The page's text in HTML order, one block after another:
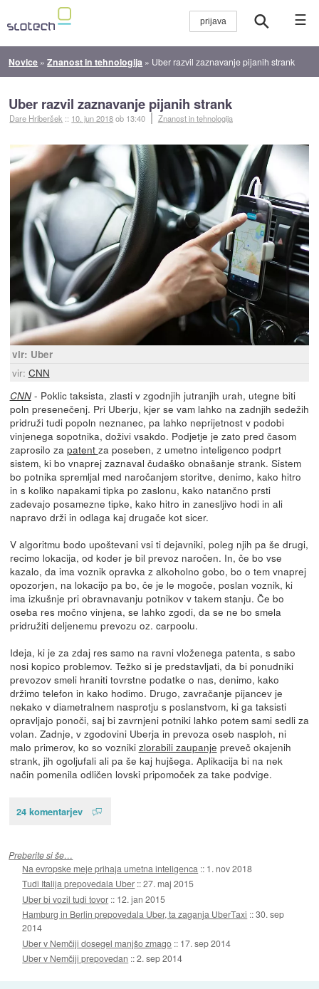
☰
Novice »Znanost in tehnologija » Uber razvil zaznavanje pijanih strank
Uber razvil zaznavanje pijanih strank
Dare Hriberšek :: 10. jun 2018ob 13:40 Znanost in tehnologija
vir: Uber
vir: CNN
CNN- Poklic taksista, zlasti v zgodnjih jutranjih urah, utegne biti
poln presenečenj. Pri Uberju, kjer se vam lahko na zadnjih sedežih
pridruži tudi popoln neznanec, pa lahko neprijetnost v podobi
vinjenega sopotnika, doživi vsakdo. Podjetje je zato pred časom
zaprosilo za patent za poseben, z umetno inteligenco podprt
sistem, ki bo vnaprej zaznaval čudaško obnašanje strank. Sistem
bo potnika spremljal med naročanjem storitve, denimo, kako hitro
in s koliko napakami tipka po zaslonu, kako natančno prsti
zadevajo posamezne tipke, kako hitro in zanesljivo hodi in ali
napravo drži in odlaga kaj drugače kot sicer.
V algoritmu bodo upoštevani vsi ti dejavniki, poleg njih pa še drugi,
recimo lokacija, od koder je bil prevoz naročen. In, če bo vse
kazalo, da ima voznik opravka z alkoholno gobo, bo o tem vnaprej
opozorjen, na lokacijo pa bo, če je le mogoče, poslan voznik, ki
ima izkušnje pri obravnavanju potnikov v takem stanju. Če bo
oseba res močno vinjena, se lahko zgodi, da se ne bo smela
pridružiti deljenemu prevozu oz. carpoolu.
Ideja, ki je za zdaj res samo na ravni vloženega patenta, s sabo
nosi kopico problemov. Težko si je predstavljati, da bi ponudniki
prevozov smeli hraniti tovrstne podatke o nas, denimo, kako
držimo telefon in kako hodimo. Drugo, zavračanje pijancev je
nekako v diametralnem nasprotju s poslanstvom, ki ga taksisti
opravljajo ponoči, saj bi zavrnjeni potniki lahko potem sami sedli za
volan. Zadnje, v zgodovini Uberja in prevoza oseb nasploh, ni
malo primerov, ko so vozniki zlorabili zaupanje preveč okajenih
strank, jih ogoljufali ali pa še kaj hujšega. Aplikacija bi na nek
način pomenila odličen lovski pripomoček za take podvige.
24 komentarjev
Preberite si še…
Na evropske meje prihaja umetna inteligenca :: 1. nov 2018
Tudi Italija prepovedala Uber ::27. maj 2015
Uber bi vozil tudi tovor :: 12. jan 2015
Hamburg in Berlin prepovedala Uber, ta zaganja UberTaxi ::30. sep
2014
Uber v Nemčiji dosegel manjšo zmago :: 17. sep 2014
Uber v Nemčiji prepovedan ::2. sep 2014